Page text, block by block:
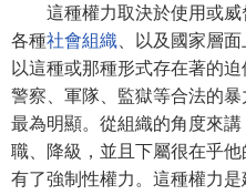
這種權力取決於使用或威
各種社會組織 、以及國家層
以這種或那種形式存在著的
警察、軍隊、監獄等合法的
最為明顯。從組織的角度來
職、降級，並且下屬很在乎
有了強制性權力。這種權力